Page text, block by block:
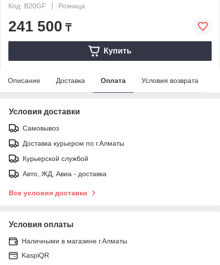
Код: B20GF
Розница
241 500 ₸
Купить
Описание Доставка Оплата Условия возврата
Условия доставки
Самовывоз
Доставка курьером по г.Алматы
Курьерской службой
Авто, ЖД, Авиа - доставка
Все условия доставки
Условия оплаты
Наличными в магазине г.Алматы
KaspiQR